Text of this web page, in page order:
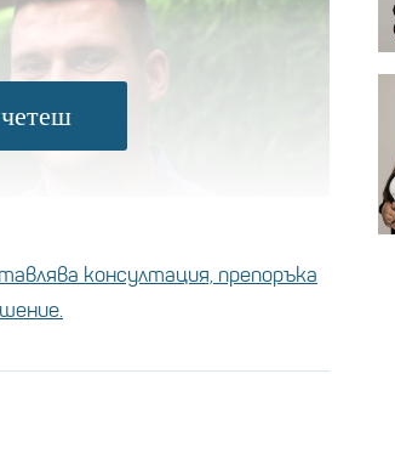
консултация, препоръка